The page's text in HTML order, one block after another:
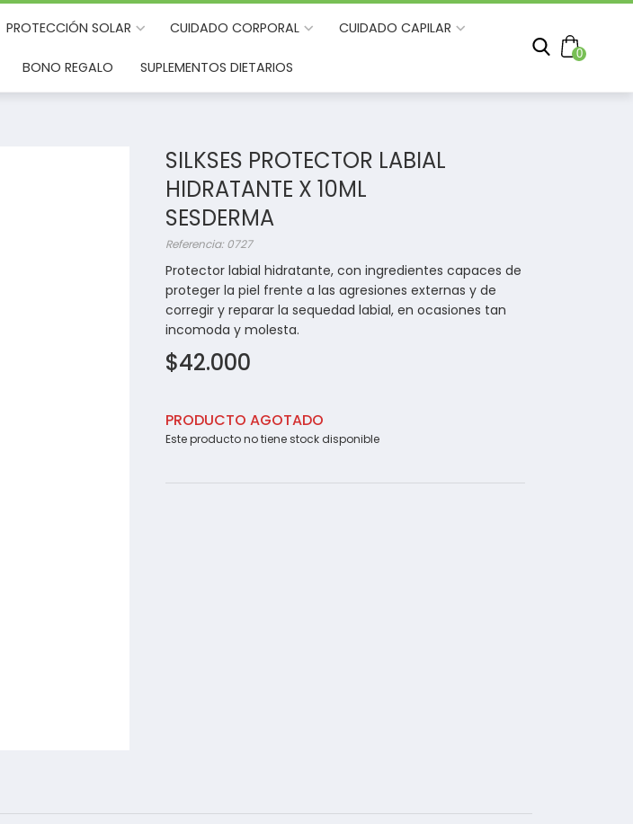
PROTECCIÓN SOLAR CUIDADO CORPORAL CUIDADO CAPILAR
BONO REGALO SUPLEMENTOS DIETARIOS
0
SILKSES PROTECTOR LABIAL
HIDRATANTE X 10ML
SESDERMA
Referencia: 0727
Protector labial hidratante, con ingredientes capaces de
proteger la piel frente a las agresiones externas y de
corregir y reparar la sequedad labial, en ocasiones tan
incomoda y molesta.
$42.000
PRODUCTO AGOTADO
Este producto no tiene stock disponible